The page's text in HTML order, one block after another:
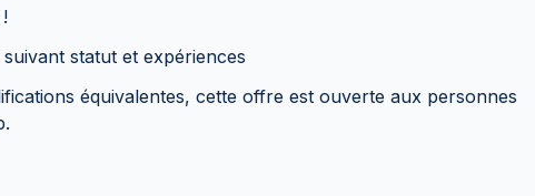
statut et expériences
équivalentes, cette offre est ouverte aux personnes